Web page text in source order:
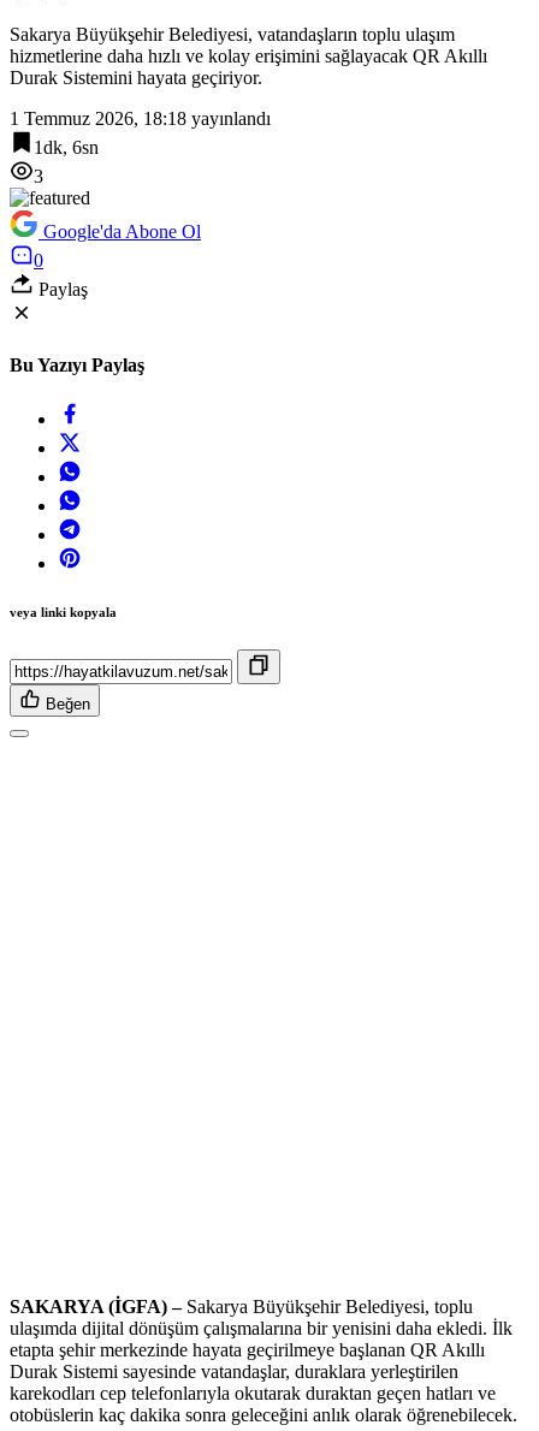
Sakarya Büyükşehir Belediyesi, vatandaşların toplu ulaşım
hizmetlerine daha hızlı ve kolay erişimini sağlayacak QR Akıllı
Durak Sistemini hayata geçiriyor.
1 Temmuz 2026, 18:18 yayınlandı
1dk, 6sn
3
Google'da Abone Ol
0
Paylaş
Bu Yazıyı Paylaş
veya linki kopyala
Beğen
SAKARYA (İGFA) – Sakarya Büyükşehir Belediyesi, toplu
ulaşımda dijital dönüşüm çalışmalarına bir yenisini daha ekledi. İlk
etapta şehir merkezinde hayata geçirilmeye başlanan QR Akıllı
Durak Sistemi sayesinde vatandaşlar, duraklara yerleştirilen
karekodları cep telefonlarıyla okutarak duraktan geçen hatları ve
otobüslerin kaç dakika sonra geleceğini anlık olarak öğrenebilecek.